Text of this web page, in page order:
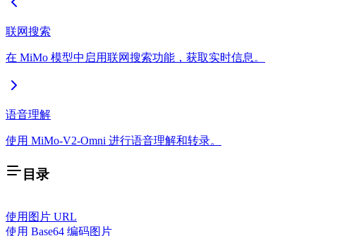
联网搜索
在 MiMo 模型中启用联网搜索功能，获取实时信息。
语音理解
使用 MiMo-V2-Omni 进行语音理解和转录。
目录
使用图片 URL
使用 Base64 编码图片